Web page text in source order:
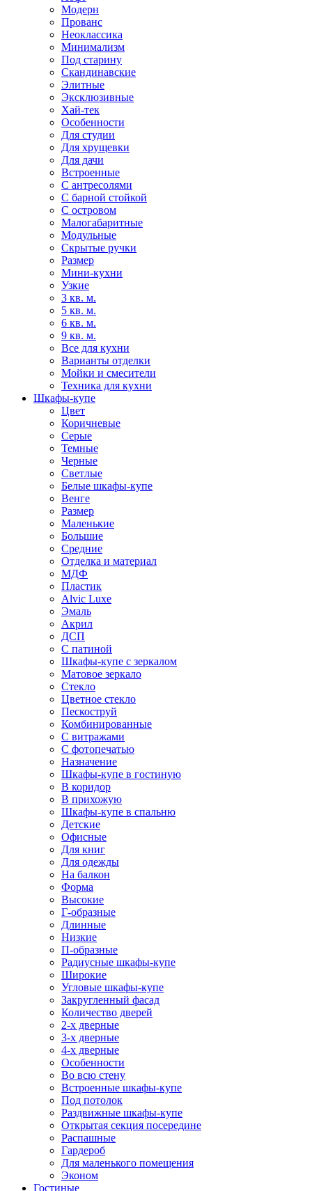
Модерн
Прованс
Неоклассика
Минимализм
Под старину
Скандинавские
Элитные
Эксклюзивные
Хай-тек
Особенности
Для студии
Для хрущевки
Для дачи
Встроенные
С антресолями
С барной стойкой
С островом
Малогабаритные
Модульные
Скрытые ручки
Размер
Мини-кухни
Узкие
3 кв. м.
5 кв. м.
6 кв. м.
9 кв. м.
Все для кухни
Варианты отделки
Мойки и смесители
Техника для кухни
Шкафы-купе
Цвет
Коричневые
Серые
Темные
Черные
Светлые
Белые шкафы-купе
Венге
Размер
Маленькие
Большие
Средние
Отделка и материал
МДФ
Пластик
Alvic Luxe
Эмаль
Акрил
ДСП
С патиной
Шкафы-купе с зеркалом
Матовое зеркало
Стекло
Цветное стекло
Пескоструй
Комбинированные
С витражами
С фотопечатью
Назначение
Шкафы-купе в гостиную
В коридор
В прихожую
Шкафы-купе в спальню
Детские
Офисные
Для книг
Для одежды
На балкон
Форма
Высокие
Г-образные
Длинные
Низкие
П-образные
Радиусные шкафы-купе
Широкие
Угловые шкафы-купе
Закругленный фасад
Количество дверей
2-х дверные
3-х дверные
4-х дверные
Особенности
Во всю стену
Встроенные шкафы-купе
Под потолок
Раздвижные шкафы-купе
Открытая секция посередине
Распашные
Гардероб
Для маленького помещения
Эконом
Гостиные